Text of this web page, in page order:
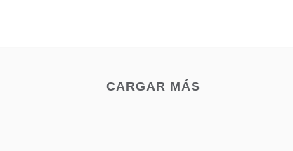
CARGAR MÁS